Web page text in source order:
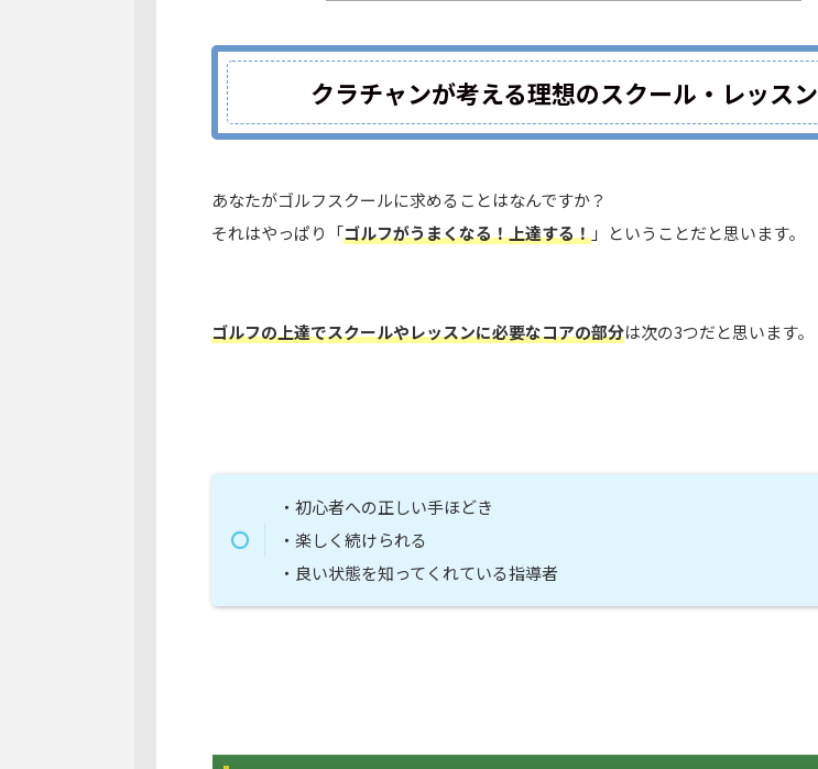
クラチャンが考える理想のスクール・レッスン
あなたがゴルフスクールに求めることはなんですか？
それはやっぱり
「ゴルフがうまくなる！上達する！」 ということだと思います。
ゴルフの上達でスクールやレッスンに必要なコアの部分は次の3つだと思います。
・初心者への正しい手ほどき
・楽しく続けられる
・良い状態を知ってくれている指導者